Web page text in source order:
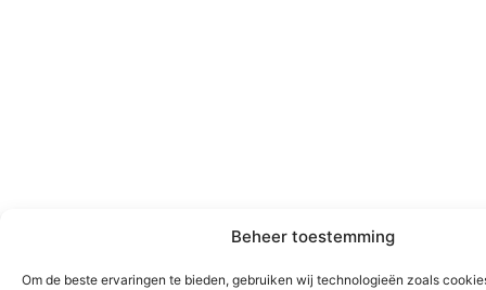
Beheer toestemming
Om de beste ervaringen te bieden, gebruiken wij technologieën zoals